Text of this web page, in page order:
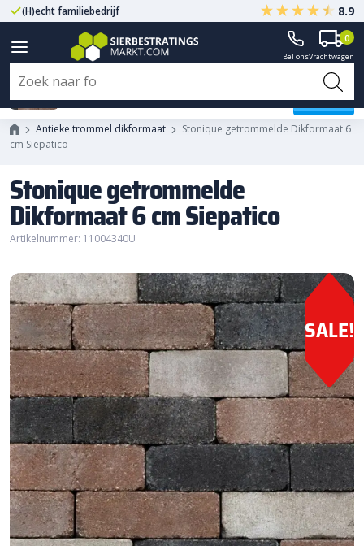
(H)echt familiebedrijf Gegarandeerd A-kwaliteit
8.9
Bel onsVrachtwagen
0
Antieke trommel dikformaat
Stonique getrommelde Dikformaat 6
cm Siepatico
Stonique getrommelde
Dikformaat 6 cm Siepatico
Artikelnummer: 11004340U
SALE!
Stonique getrommelde
Dikformaat 6 cm Siepatico